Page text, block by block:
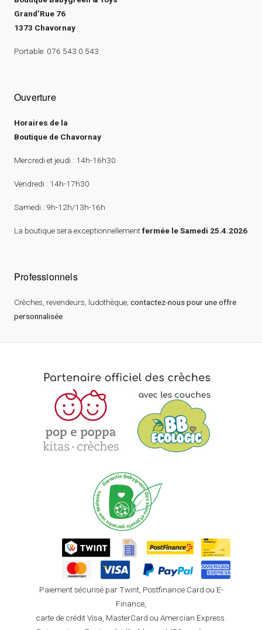
Grand’Rue 76
1373 Chavornay
Portable: 076 543 0 543
Ouverture
Horaires de la
Boutique de Chavornay
Mercredi et jeudi : 14h-16h30
Vendredi : 14h-17h30
Samedi : 9h-12h/13h-16h
La boutique sera exceptionnellementfermée le Samedi 25.4.2026
Professionnels
Crèches, revendeurs, ludothèque, contactez-nous pour une offre
personnalisée
Paiement sécurisé par Twint, Postfinance Card ou E-
Finance,
carte de crédit Visa, MasterCard ou Amercian Express.